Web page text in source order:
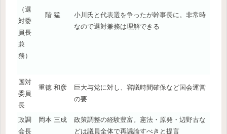
（選
対委
員長
兼
務）
階 猛
小川氏と代表選を争ったが幹事長に。非常時
なので選対兼務は理解できる
国対
委員
長
重徳 和彦
巨大与党に対し、審議時間確保など国会運営
の要
政調
会長
岡本 三成
政策調整の経験豊富。憲法・原発・辺野古な
どは議員全体で再議論すべきと提言